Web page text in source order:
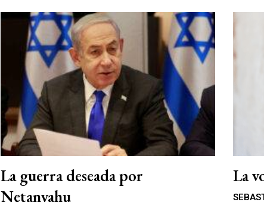
La guerra deseada por
Netanyahu
La